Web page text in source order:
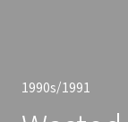
1990s/1991